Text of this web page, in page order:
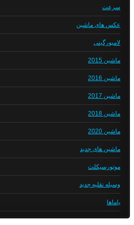
سرعت
عکس های ماشین
لامبورگینی
ماشین 2015
ماشین 2016
ماشین 2017
ماشین 2018
ماشین 2020
ماشین های جدید
موتورسیکلت
وسیله نقلیه جدید
یاماها